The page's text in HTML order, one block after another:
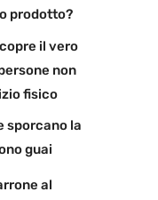
prodotto?
il vero
non
fisico
sporcano la
guai
al